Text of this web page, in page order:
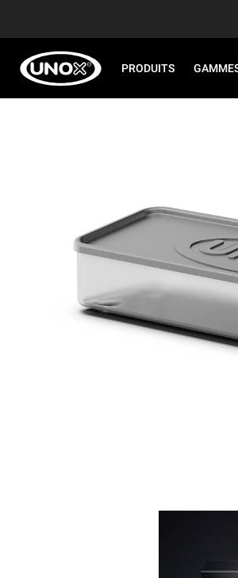
PRODUITS